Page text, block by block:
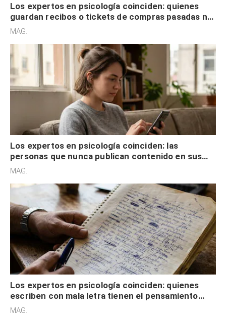
Los expertos en psicología coinciden: quienes
guardan recibos o tickets de compras pasadas no
son acumuladores, sino que tienen necesidad de
MAG.
Los expertos en psicología coinciden: las
personas que nunca publican contenido en sus
redes sociales no pretenden buscar validación
MAG.
Los expertos en psicología coinciden: quienes
escriben con mala letra tienen el pensamiento
acelerado y no lo hacen por desinterés
MAG.